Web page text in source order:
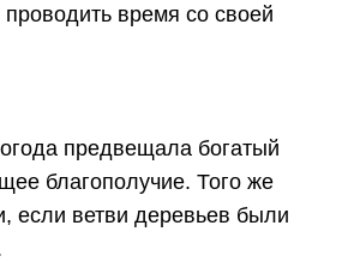
время со своей
предвещала богатый
благополучие. Того же
если ветви деревьев были